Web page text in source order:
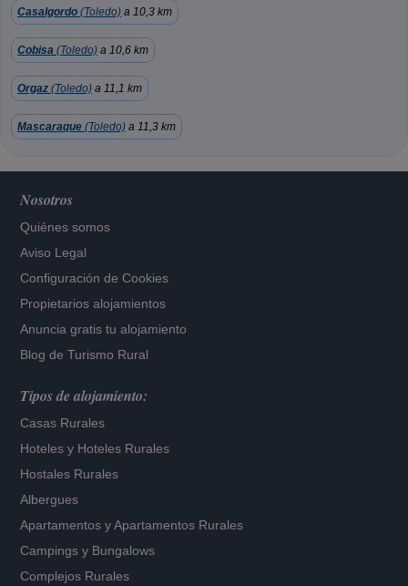
Casalgordo (Toledo) a 10,3 km
Cobisa (Toledo) a 10,6 km
Orgaz (Toledo) a 11,1 km
Mascaraque (Toledo) a 11,3 km
Nosotros
Quiénes somos
Aviso Legal
Configuración de Cookies
Propietarios alojamientos
Anuncia gratis tu alojamiento
Blog de Turismo Rural
Tipos de alojamiento:
Casas Rurales
Hoteles y Hoteles Rurales
Hostales Rurales
Albergues
Apartamentos yApartamentos Rurales
Campings y Bungalows
Complejos Rurales